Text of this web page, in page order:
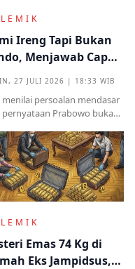
Ireng Tapi Bukan
Menjawab Cap
27 JULI 2026 | 18:33 WIB
menilai persoalan mendasar
Prabowo bukan
implikasinya yang
destruktif bagi kualitas
Emas 74 Kg di
Eks Jampidsus,